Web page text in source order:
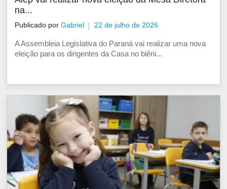
na...
Publicado porGabriel 22 de julho de 2026
A Assembleia Legislativa do Paraná vai realizar uma nova
eleição para os dirigentes da Casa no biêni...